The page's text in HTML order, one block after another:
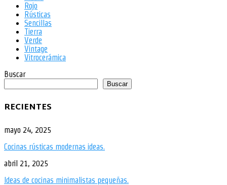
Rojo
Rústicas
Sencillas
Tierra
Verde
Vintage
Vitrocerámica
Buscar
Buscar
RECIENTES
mayo 24, 2025
Cocinas rústicas modernas ideas.
abril 21, 2025
Ideas de cocinas minimalistas pequeñas.